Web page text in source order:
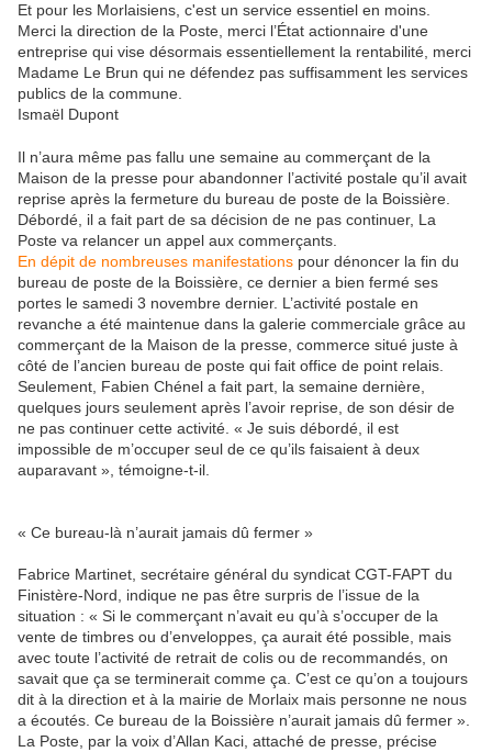
Et pour les Morlaisiens, c'est un service essentiel en moins.
Merci la direction de la Poste, merci l’État actionnaire d'une
entreprise qui vise désormais essentiellement la rentabilité, merci
Madame Le Brun qui ne défendez pas suffisamment les services
publics de la commune.
Ismaël Dupont
Il n’aura même pas fallu une semaine au commerçant de la
Maison de la presse pour abandonner l’activité postale qu’il avait
reprise après la fermeture du bureau de poste de la Boissière.
Débordé, il a fait part de sa décision de ne pas continuer, La
Poste va relancer un appel aux commerçants.
En dépit de nombreuses manifestations pour dénoncer la fin du
bureau de poste de la Boissière, ce dernier a bien fermé ses
portes le samedi 3 novembre dernier. L’activité postale en
revanche a été maintenue dans la galerie commerciale grâce au
commerçant de la Maison de la presse, commerce situé juste à
côté de l’ancien bureau de poste qui fait office de point relais.
Seulement, Fabien Chénel a fait part, la semaine dernière,
quelques jours seulement après l’avoir reprise, de son désir de
ne pas continuer cette activité. « Je suis débordé, il est
impossible de m’occuper seul de ce qu’ils faisaient à deux
auparavant », témoigne-t-il.
« Ce bureau-là n’aurait jamais dû fermer »
Fabrice Martinet, secrétaire général du syndicat CGT-FAPT du
Finistère-Nord, indique ne pas être surpris de l’issue de la
situation : « Si le commerçant n’avait eu qu’à s’occuper de la
vente de timbres ou d’enveloppes, ça aurait été possible, mais
avec toute l’activité de retrait de colis ou de recommandés, on
savait que ça se terminerait comme ça. C’est ce qu’on a toujours
dit à la direction et à la mairie de Morlaix mais personne ne nous
a écoutés. Ce bureau de la Boissière n’aurait jamais dû fermer ».
La Poste, par la voix d’Allan Kaci, attaché de presse, précise